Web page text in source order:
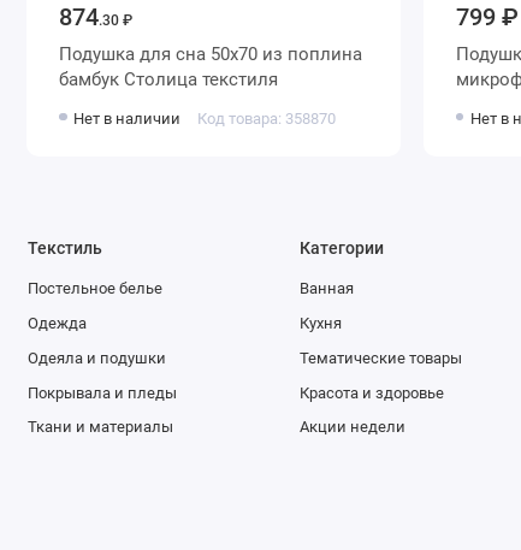
874.30 ₽
Подушка для сна 50х70 из поплина
бамбук Столица текстиля
Нет в наличии Код товара: 358870
799 ₽
Подушка для сна
Нет в
Текстиль
Постельное белье
Одежда
Одеяла и подушки
Покрывала и пледы
Ткани и материалы
Категории
Ванная
Кухня
Тематические товары
Красота и здоровье
Акции недели